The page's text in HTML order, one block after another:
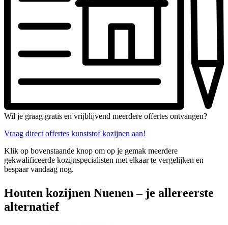
Wil je graag gratis en vrijblijvend meerdere offertes ontvangen?
Vraag direct offertes kunststof kozijnen aan!
Klik op bovenstaande knop om op je gemak meerdere
gekwalificeerde kozijnspecialisten met elkaar te vergelijken en
bespaar vandaag nog.
Houten kozijnen Nuenen – je allereerste
alternatief